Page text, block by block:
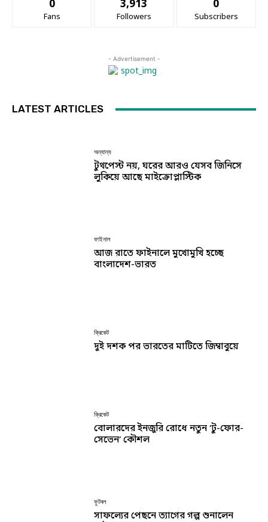
0
Fans
3,913
Followers
0
Subscribers
- Advertisement -
LATEST ARTICLES
অন্যান্য
টুথপেস্ট নয়, ঘরের আরও যেসব জিনিসে
লুকিয়ে আছে মাইক্রোপ্লাস্টিক
ফাইনাল
আজ রাতে ফাইনালে মুখোমুখি হচ্ছে
বাংলাদেশ-ভারত
ক্রিকেট
দুই দশক পর ভারতের মাটিতে জিম্বাবুয়ে
ক্রিকেট
বোলারদের ইনজুরি রোধে নতুন ‘টু-ফোর-
সেভেন’ কৌশল
ফুটবল
সাফল্যের পেছনে ত্যাগের গল্প শুনালেন